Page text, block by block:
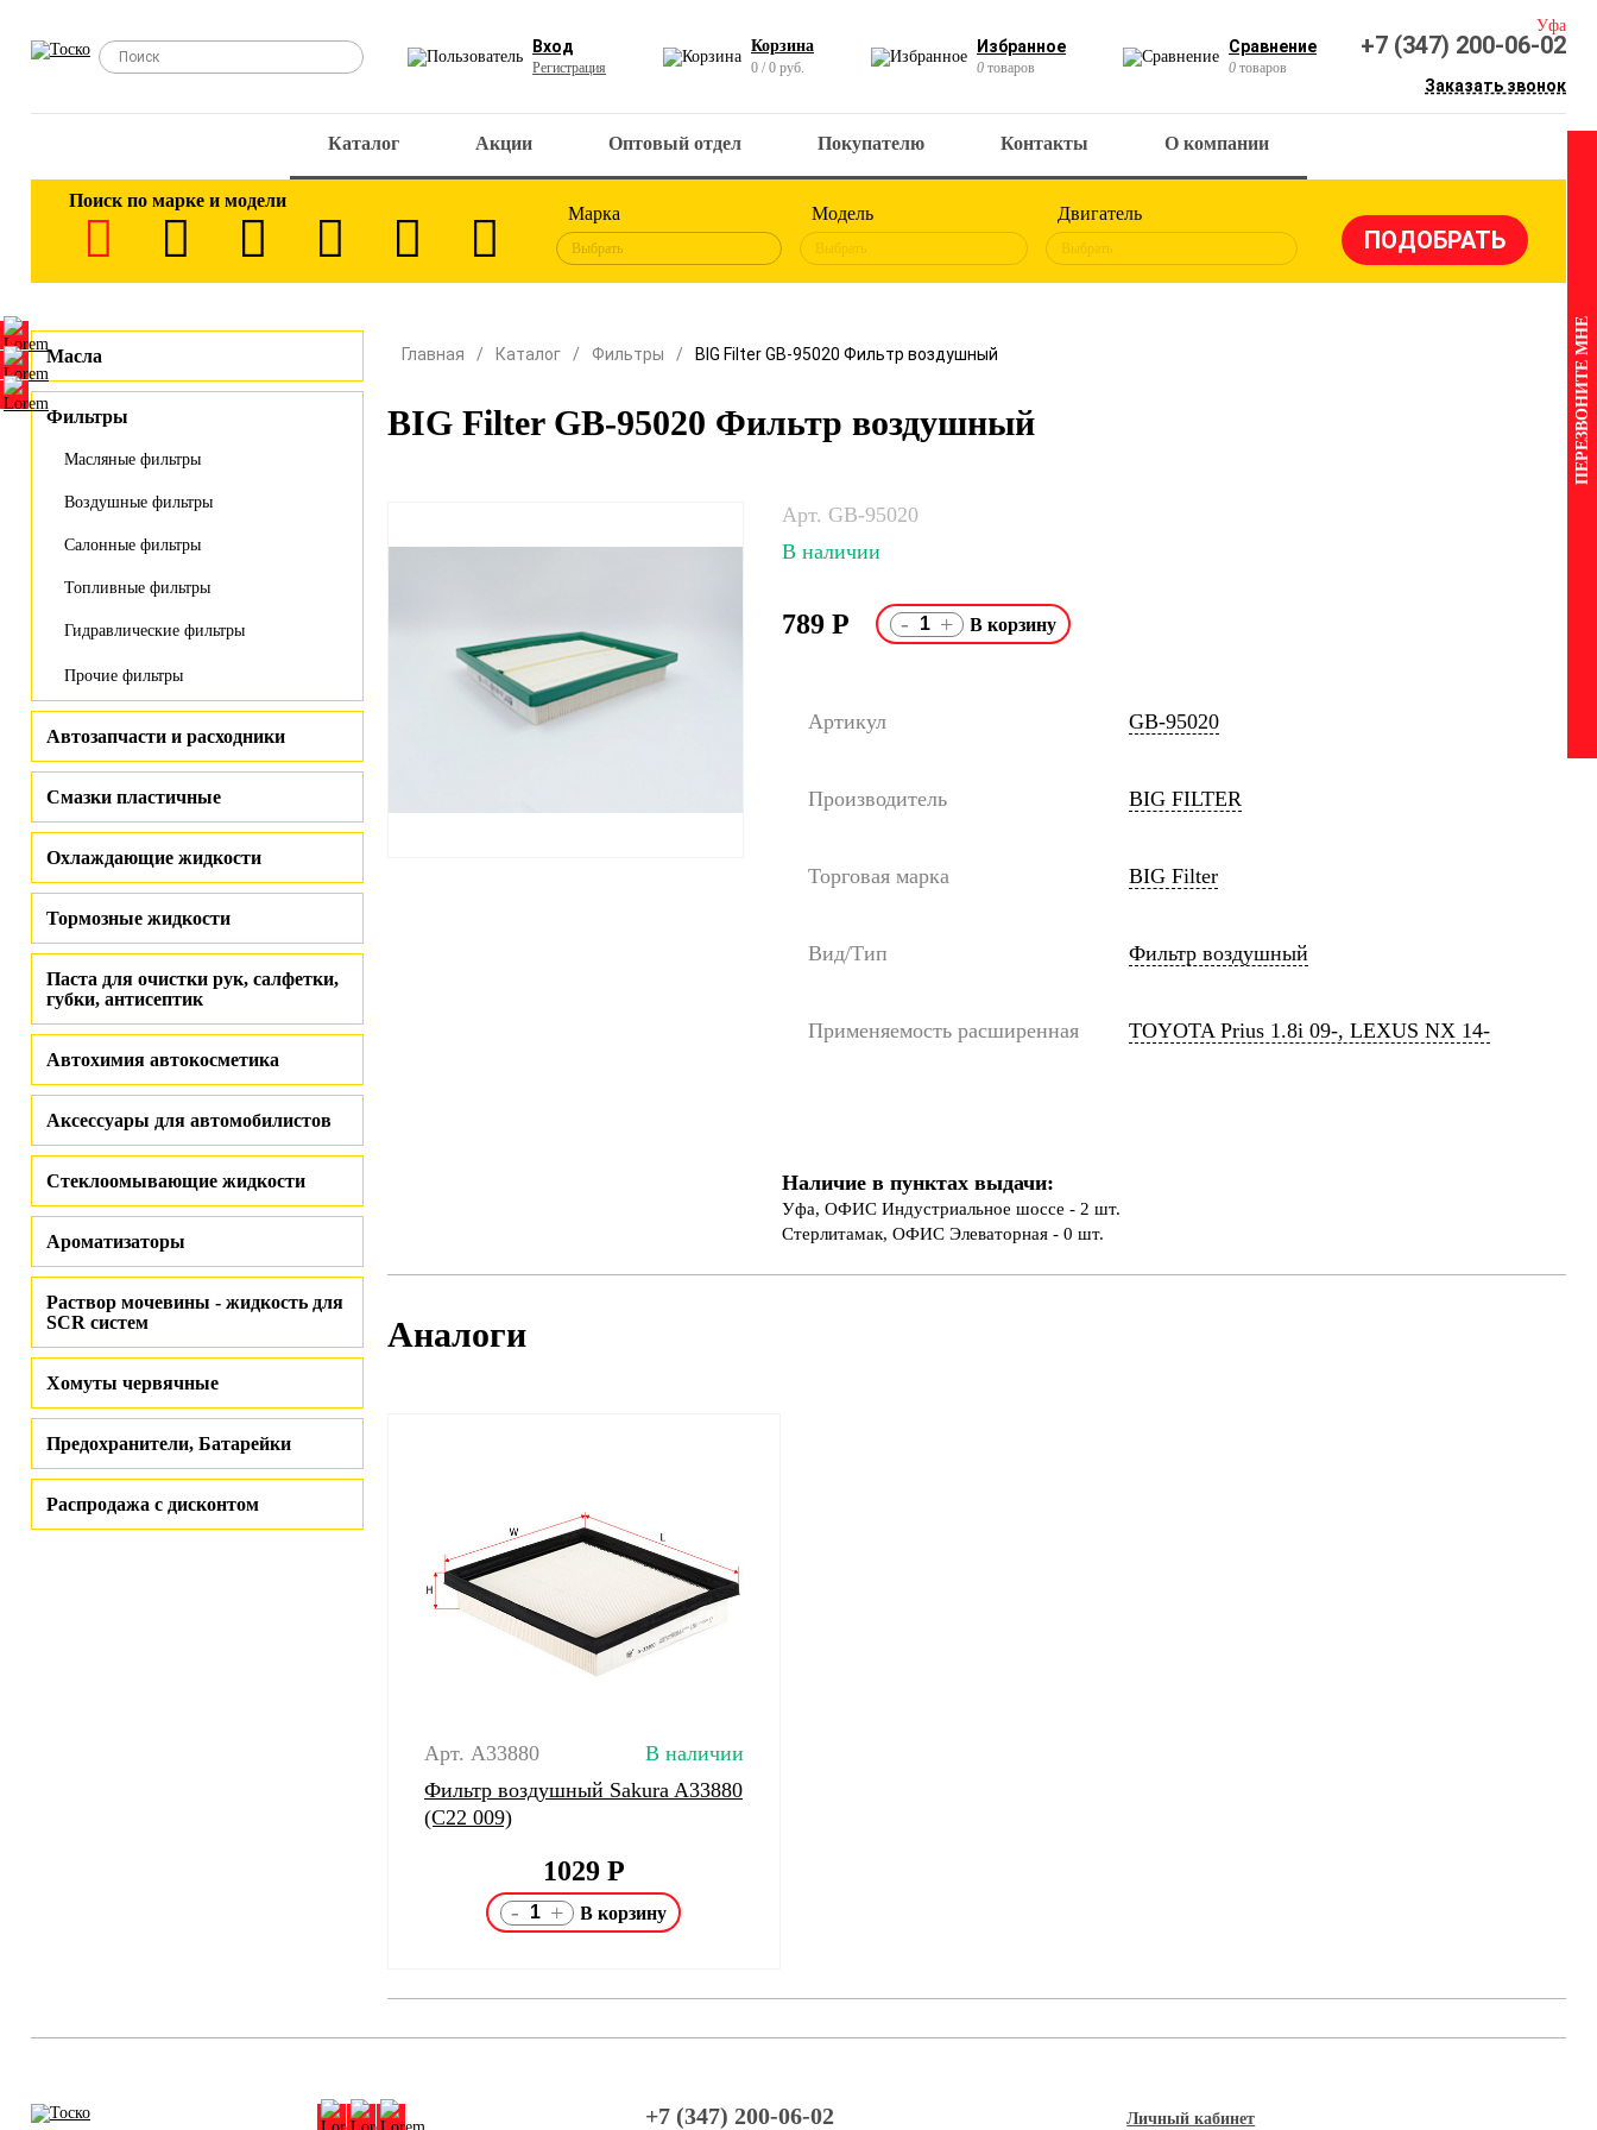
Вход
Регистрация
Корзина
0 / 0 руб.
Избранное
0 товаров
Сравнение
0 товаров
Уфа
+7 (347) 200-06-02
Заказать звонок
Каталог Акции Оптовый отдел Покупателю Контакты О компании
Поиск по марке и модели
Марка
Выбрать
Модель
Выбрать
Двигатель
Выбрать
Масла
Фильтры
Масляные фильтры
Воздушные фильтры
Салонные фильтры
Топливные фильтры
Гидравлические фильтры
Прочие фильтры
Автозапчасти и расходники
Смазки пластичные
Охлаждающие жидкости
Тормозные жидкости
Паста для очистки рук, салфетки,
губки, антисептик
Автохимия автокосметика
Аксессуары для автомобилистов
Стеклоомывающие жидкости
Ароматизаторы
Раствор мочевины - жидкость для
SCR систем
Хомуты червячные
Предохранители, Батарейки
Распродажа с дисконтом
Главная Каталог Фильтры BIG Filter GB-95020 Фильтр воздушный
BIG Filter GB-95020 Фильтр воздушный
Арт. GB-95020
В наличии
789 Р - +
Артикул GB-95020
Производитель BIG FILTER
Торговая марка BIG Filter
Вид/Тип Фильтр воздушный
Применяемость расширенная TOYOTA Prius 1.8i 09-, LEXUS NX 14-
Наличие в пунктах выдачи:
Уфа, ОФИС Индустриальное шоссе - 2 шт.
Стерлитамак, ОФИС Элеваторная - 0 шт.
Аналоги
Арт. A33880
В наличии
Фильтр воздушный Sakura A33880
(C22 009)
1029 Р
- +
+7 (347) 200-06-02 Личный кабинет
ПЕРЕЗВОНИТЕ МНЕ